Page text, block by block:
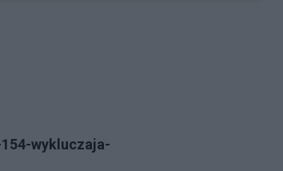
wykluczaja-